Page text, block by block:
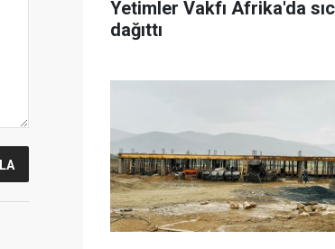
Yetimler Vakfı Afrika'da
dağıttı